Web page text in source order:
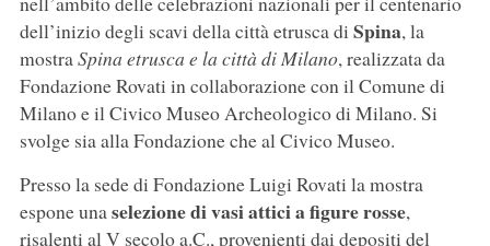
dell’inizio degli scavi della città etrusca di Spina, la
mostraSpina etrusca e la città di Milano, realizzata da
Fondazione Rovati in collaborazione con il Comune di
Milano e il Civico Museo Archeologico di Milano. Si
svolge sia alla Fondazione che al Civico Museo.
Presso la sede di Fondazione Luigi Rovati la mostra
espone unaselezione di vasi attici a figure rosse,
risalenti al V secolo a.C., provenienti dai depositi del